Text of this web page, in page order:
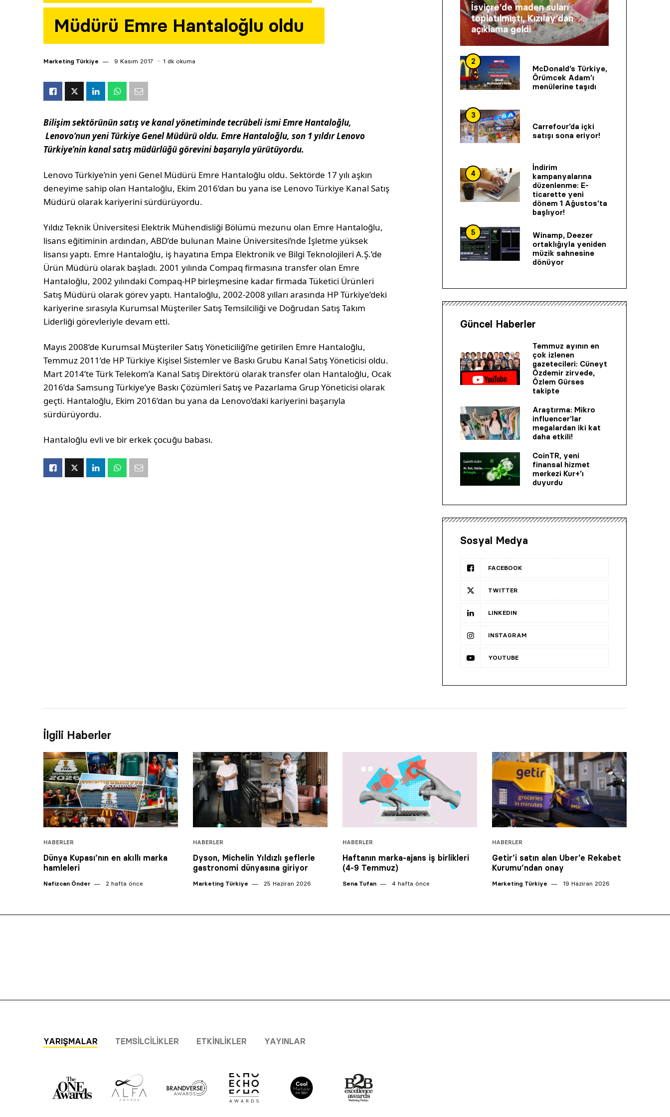
Müdürü Emre Hantaloğlu oldu
Marketing Türkiye 9 Kasım 2017 1 dk okuma
Bilişim sektörünün satış ve kanal yönetiminde tecrübeli ismi Emre Hantaloğlu,
Lenovo’nun yeni Türkiye Genel Müdürü oldu. Emre Hantaloğlu, son 1 yıldır Lenovo
Türkiye’nin kanal satış müdürlüğü görevini başarıyla yürütüyordu.
Lenovo Türkiye’nin yeni Genel Müdürü Emre Hantaloğlu oldu. Sektörde 17 yılı aşkın
deneyime sahip olan Hantaloğlu, Ekim 2016’dan bu yana ise Lenovo Türkiye Kanal Satış
Müdürü olarak kariyerini sürdürüyordu.
Yıldız Teknik Üniversitesi Elektrik Mühendisliği Bölümü mezunu olan Emre Hantaloğlu,
lisans eğitiminin ardından, ABD’de bulunan Maine Üniversitesi’nde İşletme yüksek
lisansı yaptı. Emre Hantaloğlu, iş hayatına Empa Elektronik ve Bilgi Teknolojileri A.Ş.’de
Ürün Müdürü olarak başladı. 2001 yılında Compaq firmasına transfer olan Emre
Hantaloğlu, 2002 yılındaki Compaq-HP birleşmesine kadar firmada Tüketici Ürünleri
Satış Müdürü olarak görev yaptı. Hantaloğlu, 2002-2008 yılları arasında HP Türkiye’deki
kariyerine sırasıyla Kurumsal Müşteriler Satış Temsilciliği ve Doğrudan Satış Takım
Liderliği görevleriyle devam etti.
Mayıs 2008’de Kurumsal Müşteriler Satış Yöneticiliği’ne getirilen Emre Hantaloğlu,
Temmuz 2011’de HP Türkiye Kişisel Sistemler ve Baskı Grubu Kanal Satış Yöneticisi oldu.
Mart 2014’te Türk Telekom’a Kanal Satış Direktörü olarak transfer olan Hantaloğlu, Ocak
2016’da Samsung Türkiye’ye Baskı Çözümleri Satış ve Pazarlama Grup Yöneticisi olarak
geçti. Hantaloğlu, Ekim 2016’dan bu yana da Lenovo’daki kariyerini başarıyla
sürdürüyordu.
Hantaloğlu evli ve bir erkek çocuğu babası.
İsviçre’de maden suları
toplatılmıştı, Kızılay’dan
açıklama geldi
2
McDonald’s Türkiye,
Örümcek Adam’ı
menülerine taşıdı
3
Carrefour’da içki
satışı sona eriyor!
4
İndirim
kampanyalarına
düzenlenme: E-
ticarette yeni
dönem 1 Ağustos’ta
başlıyor!
5
Winamp, Deezer
ortaklığıyla yeniden
müzik sahnesine
dönüyor
Güncel Haberler
Temmuz ayının en
çok izlenen
gazetecileri: Cüneyt
Özdemir zirvede,
Özlem Gürses
takipte
Araştırma: Mikro
influencer’lar
megalardan iki kat
daha etkili!
CoinTR, yeni
finansal hizmet
merkezi Kur+’ı
duyurdu
Sosyal Medya
FACEBOOK
TWITTER
LINKEDIN
INSTAGRAM
YOUTUBE
İlgili Haberler
HABERLER
Dünya Kupası’nın en akıllı marka
hamleleri
Nafizcan Önder 2 hafta önce
HABERLER
Dyson, Michelin Yıldızlı şeflerle
gastronomi dünyasına giriyor
Marketing Türkiye 25 Haziran 2026
HABERLER
Haftanın marka-ajans iş birlikleri
(4-9 Temmuz)
Sena Tufan 4 hafta önce
HABERLER
Getir’i satın alan Uber’e Rekabet
Kurumu’ndan onay
Marketing Türkiye 19 Haziran 2026
YARIŞMALAR TEMSILCILIKLER ETKINLIKLER YAYINLAR